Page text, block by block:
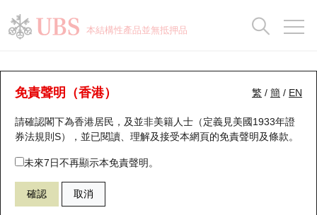
本結構性產品並無抵押品
繁 / 簡 / EN
免責聲明（香港）
請確認閣下為香港居民，及並非美籍人士（定義見美國1933年證
券法規則S），並已閱讀、理解及接受本網頁的免責聲明及條款。
未來7日不再顯示本免責聲明。
確認 取消
牛熊證分析儀
表現 街貨統計 比較
69663 瑞銀牛證 HSI 恒生指數
$0.295 0.005
瑞銀認股證一覽
新發行瑞銀認股證
即將到期認股證
認股證到期結算價查詢
街貨統計
比較
牛熊全景快搜
牛熊證搜尋
牛熊證街貨分佈圖
正股牛熊證列表
街貨統計
比較
十大升幅/跌幅
十大認股證成交分佈
十天股證佔大市成交
資金流
正股分析儀
二十大活躍股份
恒指成份股
國指成份股
持股比重
顯示所有持股比重
每月輪證大市專題
輪證專欄
講座及教育短片
認股證投資者教育